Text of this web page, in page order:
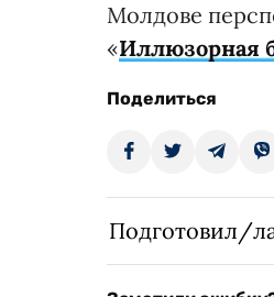
Молдове
«Иллюзорная
Поделиться
Подготовил/